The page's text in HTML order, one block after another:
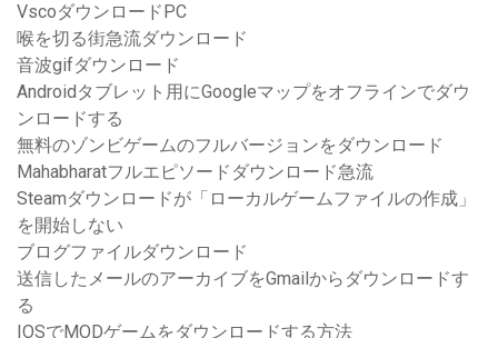
VscoダウンロードPC
喉を切る街急流ダウンロード
音波gifダウンロード
Androidタブレット用にGoogleマップをオフラインでダウ
ンロードする
無料のゾンビゲームのフルバージョンをダウンロード
Mahabharatフルエピソードダウンロード急流
Steamダウンロードが「ローカルゲームファイルの作成」
を開始しない
ブログファイルダウンロード
送信したメールのアーカイブをGmailからダウンロードす
る
IOSでMODゲームをダウンロードする方法